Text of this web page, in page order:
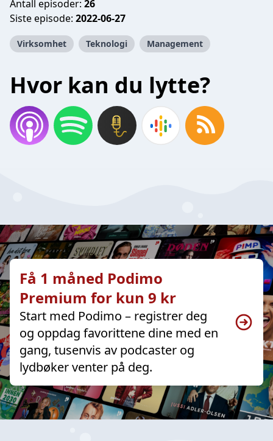
Antall episoder: 26
Siste episode: 2022-06-27
Virksomhet Teknologi Management
Hvor kan du lytte?
Få 1 måned Podimo
Premium for kun 9 kr
Start med Podimo – registrer deg
og oppdag favorittene dine med en
gang, tusenvis av podcaster og
lydbøker venter på deg.